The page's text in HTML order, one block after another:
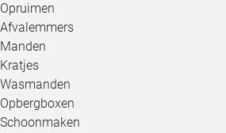
Opruimen
Afvalemmers
Manden
Kratjes
Wasmanden
Opbergboxen
Schoonmaken